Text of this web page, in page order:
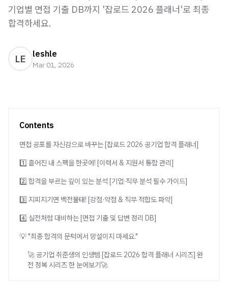
기업별 면접 기출 DB까지 '잡로드 2026 플래너'로 최종
합격하세요.
LE leshle
Mar 01, 2026
Contents
면접 공포를 자신감으로 바꾸는 [잡로드 2026 공기업 합격 플래너]
1️⃣ 흩어진 내 스펙을 한곳에! [이력서 & 지원서 통합 관리]
2️⃣ 합격을 부르는 깊이 있는 분석 [기업·직무 분석 필수 가이드]
3️⃣ 지피지기면 백전불태! [강점·약점 & 직무 적합도 파악]
4️⃣ 실전처럼 대비하는 [면접 기출 및 답변 정리 DB]
💡 "최종 합격의 문턱에서 망설이지 마세요."
🚀 공기업 취준생의 인생템 [잡로드 2026 합격 플래너 시리즈] 완
전 정복 시리즈 한 눈에보기🚀